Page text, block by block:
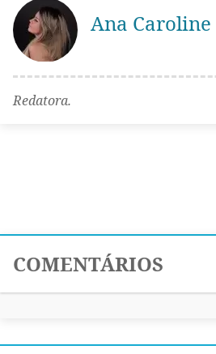
Ana
Redatora.
COMENTÁRIOS